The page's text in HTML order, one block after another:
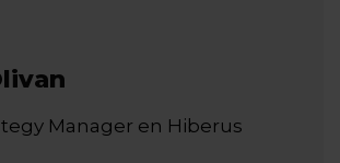
Manager en Hiberus